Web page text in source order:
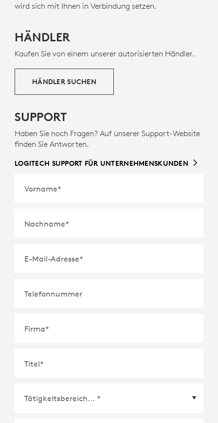
wird sich mit Ihnen in Verbindung setzen.
HÄNDLER
Kaufen Sie von einem unserer autorisierten Händler.
HÄNDLER SUCHEN
SUPPORT
Haben Sie noch Fragen? Auf unserer Support-Website
finden Sie Antworten.
LOGITECH SUPPORT FÜR UNTERNEHMENSKUNDEN
Vorname*
Nachname*
E-Mail-Adresse*
Telefonnummer
Firma*
Titel*